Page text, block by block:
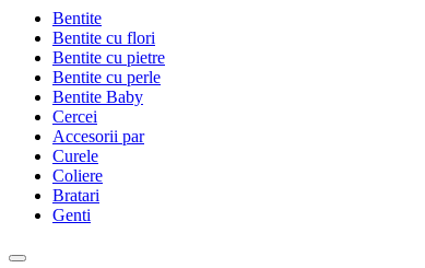
Bentite
Bentite cu flori
Bentite cu pietre
Bentite cu perle
Bentite Baby
Cercei
Accesorii par
Curele
Coliere
Bratari
Genti